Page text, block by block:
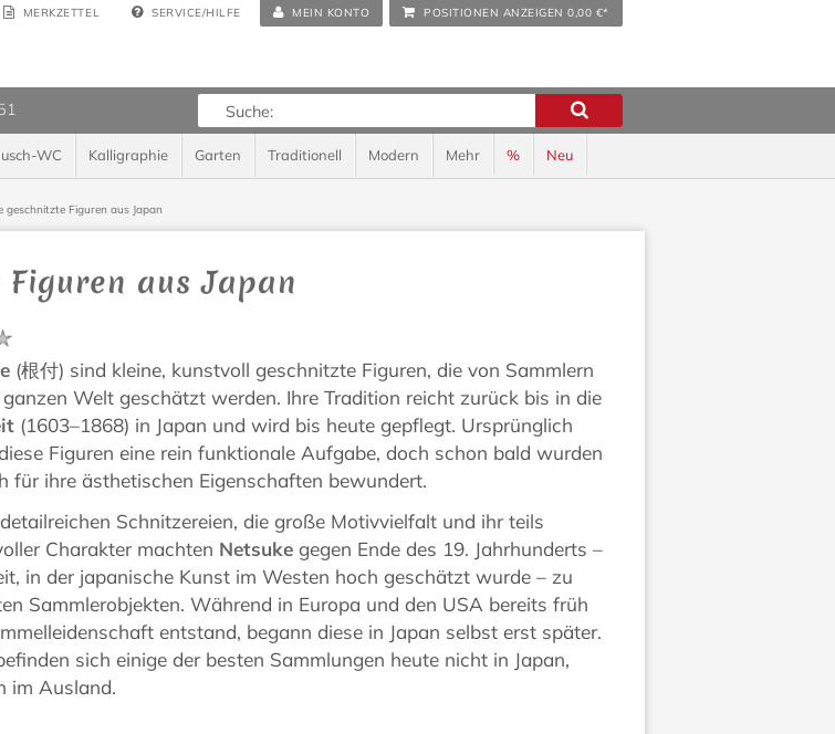
MERKZETTEL SERVICE/HILFE MEIN KONTO POSITIONEN ANZEIGEN 0,00 €*
WC Kalligraphie Garten Traditionell Modern Mehr % Neu
geschnitzte Figuren aus Japan
aus Japan
(根付) sind kleine, kunstvoll geschnitzte Figuren, die von Sammlern
Welt geschätzt werden. Ihre Tradition reicht zurück bis in die
(1603–1868) in Japan und wird bis heute gepflegt. Ursprünglich
Figuren eine rein funktionale Aufgabe, doch schon bald wurden
für ihre ästhetischen Eigenschaften bewundert.
Schnitzereien, die große Motivvielfalt und ihr teils
Charakter machten Netsuke gegen Ende des 19. Jahrhunderts –
in der japanische Kunst im Westen hoch geschätzt wurde – zu
Sammlerobjekten. Während in Europa und den USA bereits früh
entstand, begann diese in Japan selbst erst später.
sich einige der besten Sammlungen heute nicht in Japan,
im Ausland.